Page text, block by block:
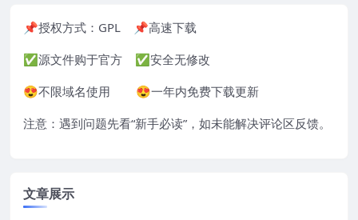
📌授权方式： GPL 📌高速下载
✅源文件购于官方 ✅安全无修改
😍不限域名使用 😍一年内免费下载更新
注意：遇到问题先看“新手必读”，如未能解决评论区反馈。
文章展示